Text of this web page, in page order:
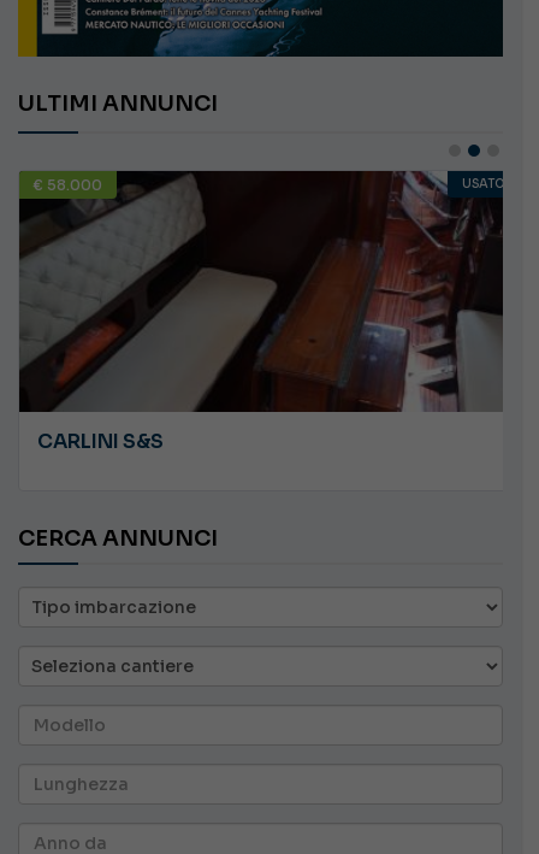
ULTIMI ANNUNCI
€ 58.000 USATO
CARLINI S&S
CERCA ANNUNCI